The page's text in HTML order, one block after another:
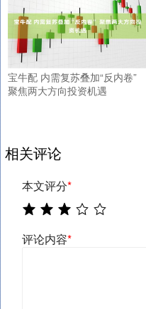
宝牛配 内需复苏叠加“反内卷”
聚焦两大方向投资机遇
相关评论
本文评分*
评论内容*